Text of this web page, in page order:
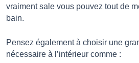
vraiment sale vous pouvez tout de
bain.
Pensez également à choisir une
nécessaire à l’intérieur comme :